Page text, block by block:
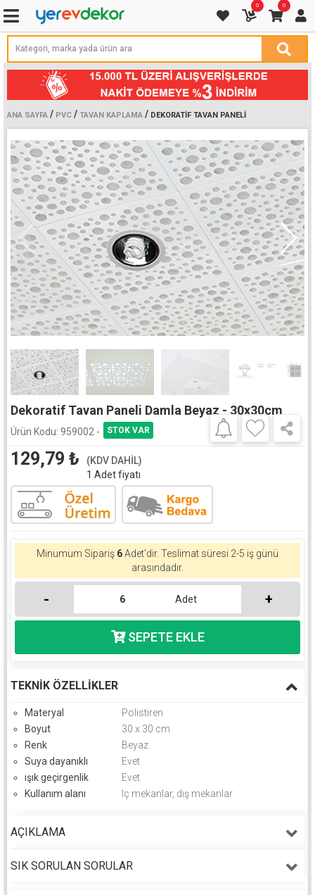
0 0
ANA SAYFA / PVC / TAVAN KAPLAMA / DEKORATIF TAVAN PANELI
Dekoratif Tavan Paneli Damla Beyaz - 30x30cm
Ürün Kodu: 959002 -
129,79 ₺
(KDV DAHİL)
1 Adet fiyatı
Minumum Sipariş 6Adet'dir. Teslimat süresi 2-5 iş günü
arasındadır.
- Adet +
TEKNIK ÖZELLIKLER
Materyal
Polistiren
Boyut
30 x 30 cm
Renk
Beyaz
Suya dayanıklı
Evet
ışık geçirgenlik
Evet
Kullanım alanı
Iç mekanlar, dış mekanlar
AÇIKLAMA
SIK SORULAN SORULAR